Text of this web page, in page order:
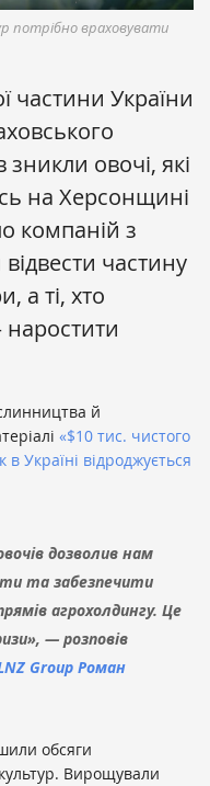
потрібно враховувати
частини України
овочі, які
на Херсонщині
компаній з
частину
а ті, хто
й
«$10 тис. чистого
Україні відроджується
дозволив нам
та забезпечити
агрохолдингу. Це
— розповів
Group Роман
обсяги
Вирощували